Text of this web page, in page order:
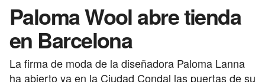
Paloma Wool abre tienda
en Barcelona
La firma de moda de la diseñadora Paloma Lanna
ha abierto ya en la Ciudad Condal las puertas de su